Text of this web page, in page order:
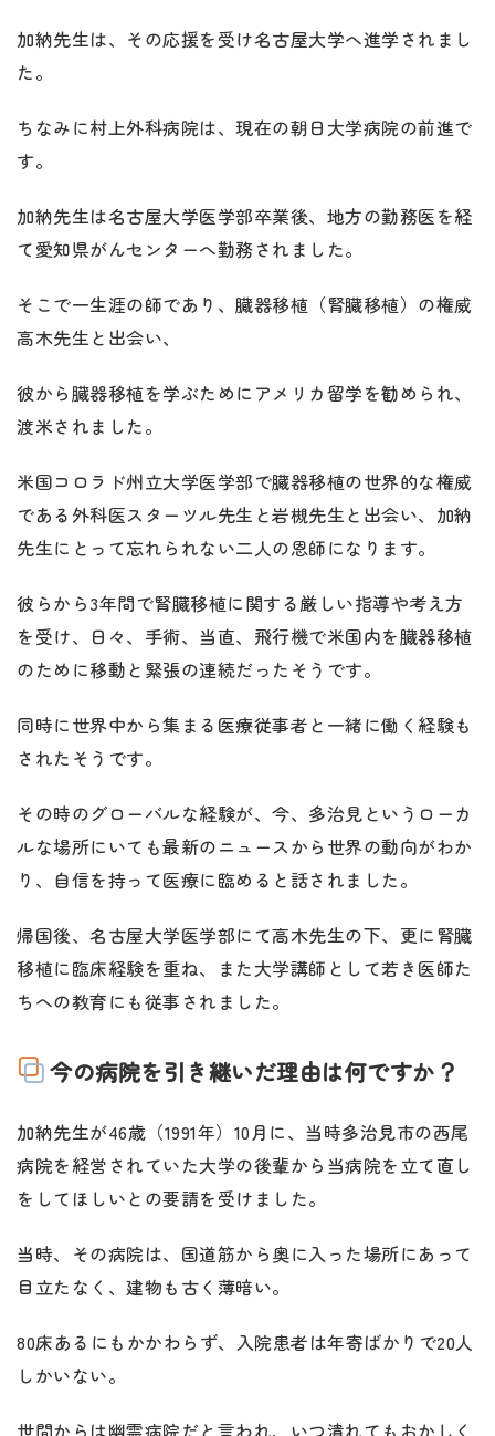
加納先生は、その応援を受け名古屋大学へ進学されまし
た。
ちなみに村上外科病院は、現在の朝日大学病院の前進で
す。
加納先生は名古屋大学医学部卒業後、地方の勤務医を経
て愛知県がんセンターへ勤務されました。
そこで一生涯の師であり、臓器移植（腎臓移植）の権威
高木先生と出会い、
彼から臓器移植を学ぶためにアメリカ留学を勧められ、
渡米されました。
米国コロラド州立大学医学部で臓器移植の世界的な権威
である外科医スターツル先生と岩槻先生と出会い、加納
先生にとって忘れられない二人の恩師になります。
彼らから3年間で腎臓移植に関する厳しい指導や考え方
を受け、日々、手術、当直、飛行機で米国内を臓器移植
のために移動と緊張の連続だったそうです。
同時に世界中から集まる医療従事者と一緒に働く経験も
されたそうです。
その時のグローバルな経験が、今、多治見というローカ
ルな場所にいても最新のニュースから世界の動向がわか
り、自信を持って医療に臨めると話されました。
帰国後、名古屋大学医学部にて高木先生の下、更に腎臓
移植に臨床経験を重ね、また大学講師として若き医師た
ちへの教育にも従事されました。
今の病院を引き継いだ理由は何ですか？
加納先生が46歳（1991年）10月に、当時多治見市の西尾
病院を経営されていた大学の後輩から当病院を立て直し
をしてほしいとの要請を受けました。
当時、その病院は、国道筋から奥に入った場所にあって
目立たなく、建物も古く薄暗い。
80床あるにもかかわらず、入院患者は年寄ばかりで20人
しかいない。